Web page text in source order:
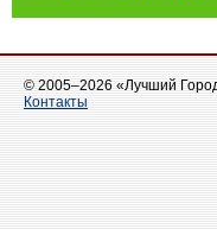
© 2005–2026 «Лучший
Контакты